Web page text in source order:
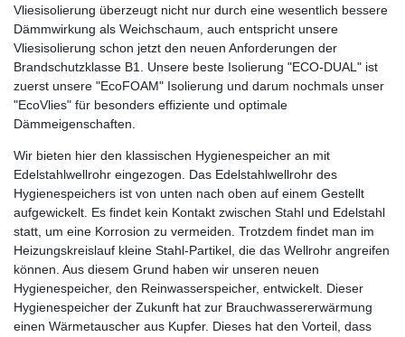
Vliesisolierung überzeugt nicht nur durch eine wesentlich bessere
Dämmwirkung als Weichschaum, auch entspricht unsere
Vliesisolierung schon jetzt den neuen Anforderungen der
Brandschutzklasse B1. Unsere beste Isolierung "ECO-DUAL" ist
zuerst unsere "EcoFOAM" Isolierung und darum nochmals unser
"EcoVlies" für besonders effiziente und optimale
Dämmeigenschaften.
Wir bieten hier den klassischen Hygienespeicher an mit
Edelstahlwellrohr eingezogen. Das Edelstahlwellrohr des
Hygienespeichers ist von unten nach oben auf einem Gestellt
aufgewickelt. Es findet kein Kontakt zwischen Stahl und Edelstahl
statt, um eine Korrosion zu vermeiden. Trotzdem findet man im
Heizungskreislauf kleine Stahl-Partikel, die das Wellrohr angreifen
können. Aus diesem Grund haben wir unseren neuen
Hygienespeicher, den Reinwasserspeicher, entwickelt. Dieser
Hygienespeicher der Zukunft hat zur Brauchwassererwärmung
einen Wärmetauscher aus Kupfer. Dieses hat den Vorteil, dass